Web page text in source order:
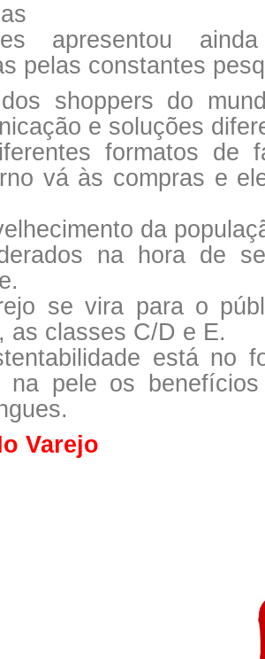
apresentou
pelas constantes
shoppers do
e soluções
formatos de
vá às compras e
da
na hora de
se vira para o
as classes C/D e E.
está no
na pele os
Varejo